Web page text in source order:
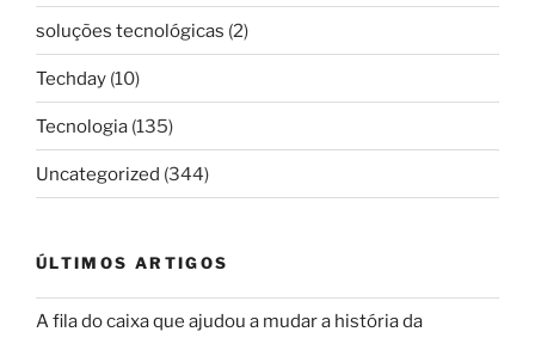
soluções tecnológicas (2)
Techday (10)
Tecnologia (135)
Uncategorized (344)
ÚLTIMOS ARTIGOS
A fila do caixa que ajudou a mudar a história da